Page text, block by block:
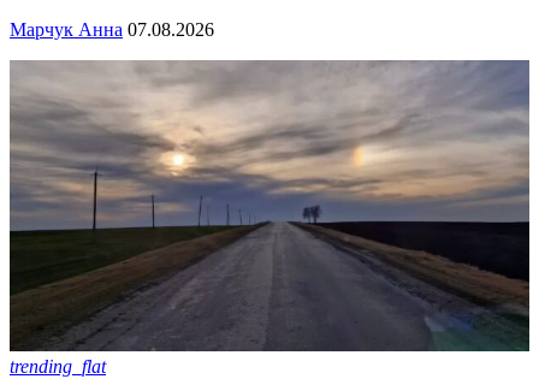
Марчук Анна 07.08.2026
trending_flat